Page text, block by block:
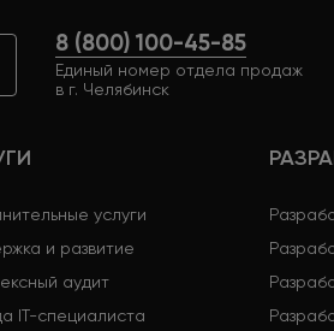
8 (800) 100-45-85
Единый номер отдела продаж
в г. Челябинск
услуги
и развитие
аудит
IT-специалиста